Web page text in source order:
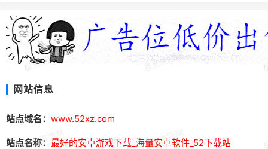
网站信息
站点域名： www.52xz.com
站点名称： 最好的安卓游戏下载_海量安卓软件_52下载站